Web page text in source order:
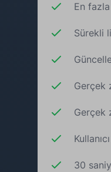
En
Sürekli
Gerçek
Gerçek
30